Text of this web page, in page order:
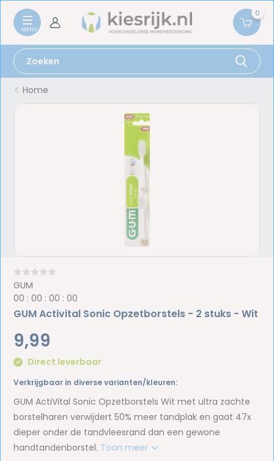
0
Home
GUM
00 :00 :00 :00
GUM Activital Sonic Opzetborstels - 2 stuks - Wit
9,99
Direct leverbaar
Verkrijgbaar in diverse varianten/kleuren:
GUM ActiVital Sonic Opzetborstels Wit met ultra zachte
borstelharen verwijdert 50% meer tandplak en gaat 47x
dieper onder de tandvleesrand dan een gewone
handtandenborstel. Toon meer